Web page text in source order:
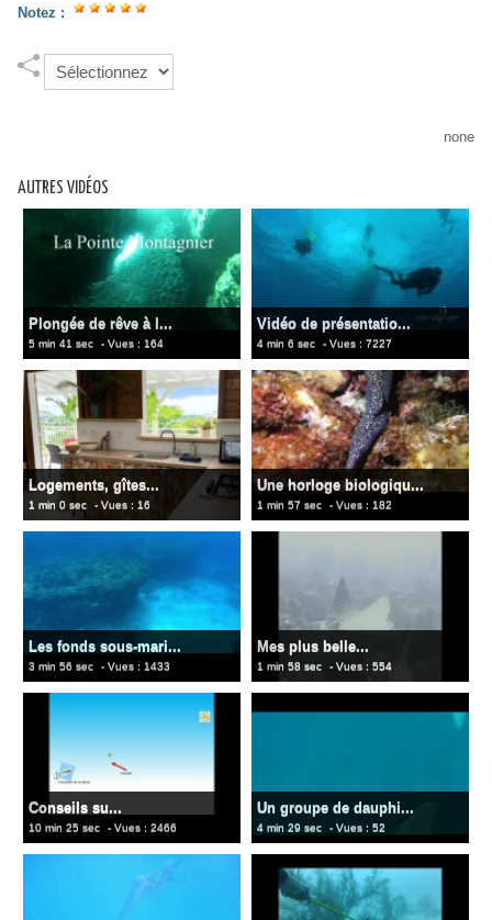
Notez :
none
AUTRES VIDÉOS
Plongée de rêve à l...
5 min 41 sec - Vues : 164
Vidéo de présentatio...
4 min 6 sec - Vues : 7227
Logements, gîtes...
1 min 0 sec - Vues : 16
Une horloge biologiqu...
1 min 57 sec - Vues : 182
Les fonds sous-mari...
3 min 56 sec - Vues : 1433
Mes plus belle...
1 min 58 sec - Vues : 554
Conseils su...
10 min 25 sec - Vues : 2466
Un groupe de dauphi...
4 min 29 sec - Vues : 52